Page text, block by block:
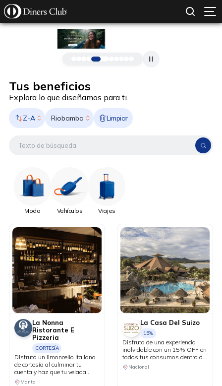
Pasar al contenido principal
Tus beneficios
Explora lo que diseñamos para ti.
Z-A Riobamba Limpiar
Moda Vehículos Viajes
La Nonna
Ristorante E
Pizzeria
CORTESÍA
Disfruta un limoncello italiano
de cortesía al culminar tu
cuenta y haz que tu velada
tenga un final perfecto.
Manta
La Casa Del Suizo
15%
Disfruta de una experiencia
inolvidable con un 15% OFF en
todos tus consumos dentro del
hotel durante tu estadía. Válido
para reservas de mínimo 2
Nacional